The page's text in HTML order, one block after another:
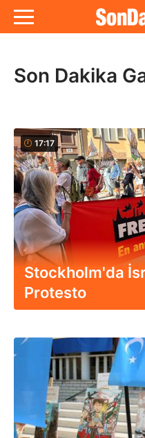
Son Dakika
17:17
Stockholm'da
Protesto
07.08.2026